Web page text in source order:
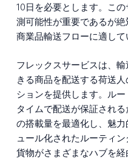
10日を必要とします。こ
測可能性が重要であるが
商業品輸送フローに適して
フレックスサービスは、
きる商品を配送する荷送
ションを提供します。ル
タイムで配送が保証され
の搭載量を最適化し、魅
ュール化されたルーティ
貨物がさまざまなハブを